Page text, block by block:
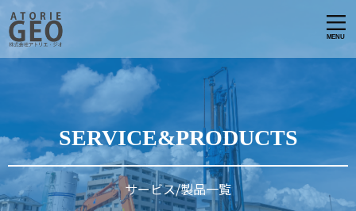
SERVICE&PRODUCTS
サービス/製品一覧